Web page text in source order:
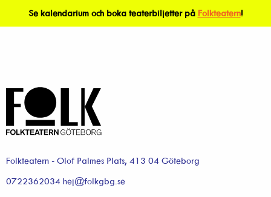
Se kalendarium och boka teaterbiljetter på Folkteatern!
Folkteatern - Olof Palmes Plats, 413 04 Göteborg
0722362034 hej@folkgbg.se